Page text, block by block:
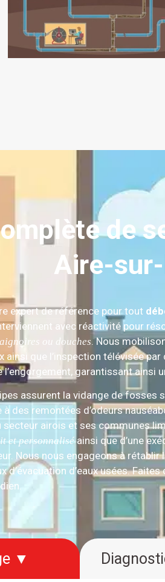
de
Aire-
expert de référence pour tout
avec réactivité pour
ou douches . Nous
ainsi que l’inspection télévisée
garantissant ainsi
assurent la vidange de fosses
des remontées d’odeurs
secteur airois et ses communes
et personnaliséainsi que d’une
Nous nous engageons à
d’évacuation d’eaux usées.
▼